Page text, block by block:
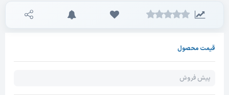
قیمت محصول
پیش فروش